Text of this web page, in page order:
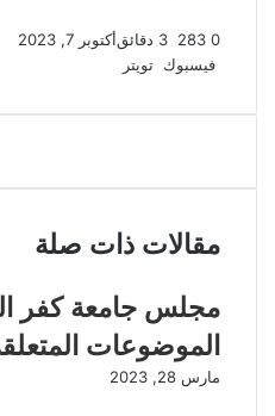
أكتوبر 7, 2023 0
فيسبوك تويتر
البريد
مقالات ذات صلة
مجلس جامعة كفر
الموضوعات
مارس 28, 2023